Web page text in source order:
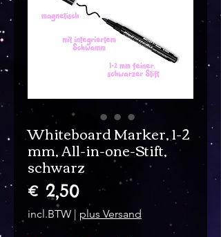
Whiteboard Marker, 1-2
mm, All-in-one-Stift,
schwarz
€ 2,50Prijs
incl.BTW | plus Versand